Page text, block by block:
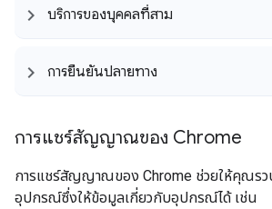
บริการของบุคคลที่สาม
การยืนยันปลายทาง
การแชร์สัญญาณของ Chrome
การแชร์สัญญาณของ Chrome ช่วยให้คุณ
อุปกรณ์ซึ่งให้ข้อมูลเกี่ยวกับอุปกรณ์ได้ เช่น